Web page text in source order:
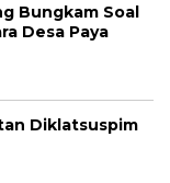
Bungkam Soal
Desa Paya
Diklatsuspim